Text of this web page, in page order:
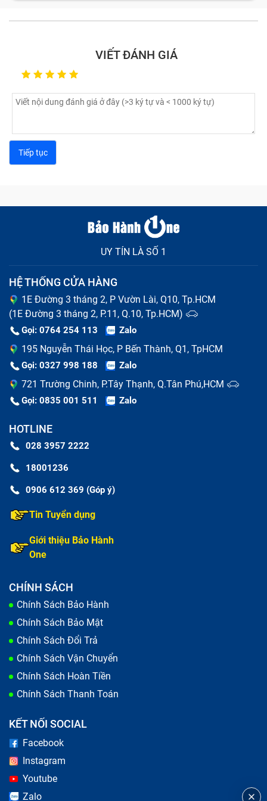
không ít phiền toái, rắc rối khi sử dụng; nghiêm trọng
thời. Vậy các lỗi, hỏng linh kiện cần mang sửa chữa
iPhone là gì?
Sửa chữa chữa iPhone bao gồm những gì?
Thay pin chữa iPhone
Pin điện thoại là linh kiện có tuổi thọ ngắn nhất so với
các bộ phận của máy. Khi pin của bạn có dấu hiệu
phồng rộp, chai lỳ, thời gian sử dụng ngắn thì báo hiệu
đã tới lúc thay pin cho chiếc chữa iPhone của bạn. Nếu
kéo dài tình trạng hỏng pin, có thể gây cháy nổ khi sạc
máy cũng như sử dụng.
Thay màn hình chữa iPhone
Trong quá trình sử dụng, điện thoại của bạn xuất hiện
khi vô tình bạn làm rơi dế yêu. Lỗi này làm giảm khả
hiệu thông báo đã đến lúc bạn nên đưa máy tới trung
tâm để kiểm tra và thực hiện thay màn hình.
VIẾT ĐÁNH GIÁ
UY TÍN LÀ SỐ 1
HỆ THỐNG CỬA HÀNG
1E Đường 3 tháng 2, P Vườn Lài, Q10, Tp.HCM
(1E Đường 3 tháng 2, P.11, Q.10, Tp.HCM)
Gọi: 0764 254 113 Zalo
195 Nguyễn Thái Học, P Bến Thành, Q1, TpHCM
Gọi: 0327 998 188 Zalo
721 Trường Chinh, P.Tây Thạnh, Q.Tân Phú,HCM
Gọi: 0835 001 511 Zalo
HOTLINE
028 3957 2222
18001236
0906 612 369 (Góp ý)
Tin Tuyển dụng
Giới thiệu Bảo Hành
One
CHÍNH SÁCH
Chính Sách Bảo Hành
Chính Sách Bảo Mật
Chính Sách Đổi Trả
Chính Sách Vận Chuyển
Chính Sách Hoàn Tiền
Chính Sách Thanh Toán
KẾT NỐI SOCIAL
Facebook
Instagram
Youtube
Zalo